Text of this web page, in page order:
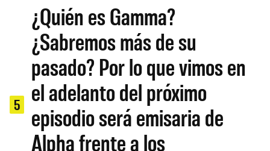
5
¿Quién es Gamma?
¿Sabremos más de su
pasado? Por lo que vimos en
el adelanto del próximo
episodio será emisaria de
Alpha frente a los